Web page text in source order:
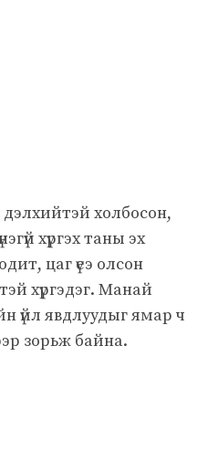
холбосон,
хүргэх таны эх
цаг үеэ олсон
хүргэдэг. Манай
үйл явдлуудыг ямар ч
зорьж байна.